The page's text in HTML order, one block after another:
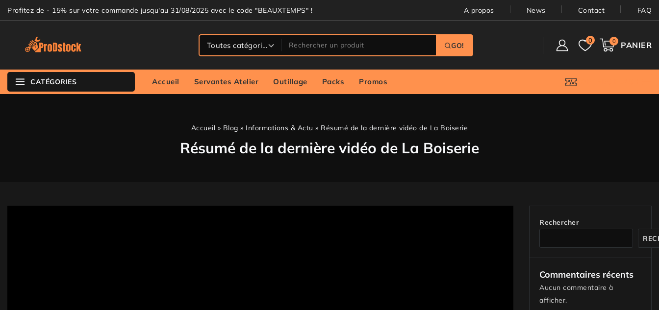
Profitez de - 15% sur votre commande jusqu'au 31/08/2025 avec le code "BEAUXTEMPS" ! A propos News Contact FAQ
GO!
0 0 PANIER
CATÉGORIES Accueil Servantes Atelier Outillage Packs Promos
Accueil » Blog » Informations & Actu » Résumé de la dernière vidéo de La Boiserie
Résumé de la dernière vidéo de La Boiserie
Rechercher
Commentaires récents
Aucun commentaire à
afficher.